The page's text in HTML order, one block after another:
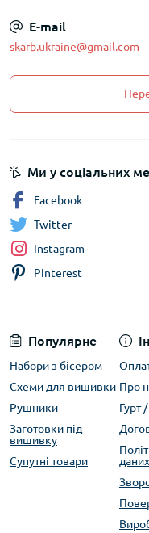
E-mail
skarb.ukraine@gmail.com
Популярне
Набори з бісером
Схеми для вишивки
Рушники
Заготовки під
вишивку
Супутні товари
Про
Гурт
даних
Ми у соціальних
Facebook
Twitter
Instagram
Pinterest